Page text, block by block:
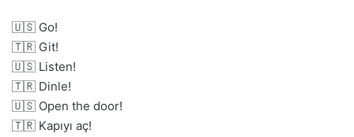
🇺🇸 Go!
🇹🇷 Git!
🇺🇸 Listen!
🇹🇷 Dinle!
🇺🇸 Open the door!
🇹🇷 Kapıyı aç!